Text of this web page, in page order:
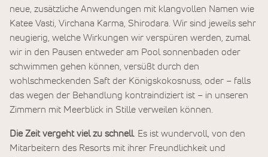
neue, zusätzliche Anwendungen mit klangvollen Namen wie
Katee Vasti, Virchana Karma, Shirodara. Wir sind jeweils sehr
neugierig, welche Wirkungen wir verspüren werden, zumal
wir in den Pausen entweder am Pool sonnenbaden oder
schwimmen gehen können, versüßt durch den
wohlschmeckenden Saft der Königskokosnuss, oder – falls
das wegen der Behandlung kontraindiziert ist – in unseren
Zimmern mit Meerblick in Stille verweilen können.
Die Zeit vergeht viel zu schnell. Es ist wundervoll, von den
Mitarbeitern des Resorts mit ihrer Freundlichkeit und